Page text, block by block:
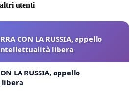
altri utenti
CON LA RUSSIA, appello
libera
LA RUSSIA, appello